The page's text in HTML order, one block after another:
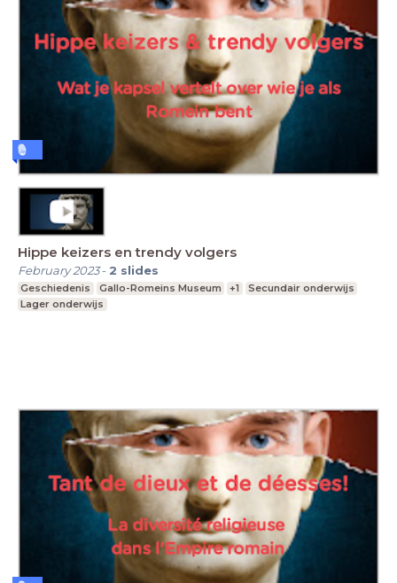
Hippe keizers en trendy volgers
February 2023- 2 slides
Geschiedenis Gallo-Romeins Museum +1
Secundair onderwijs
Lager onderwijs